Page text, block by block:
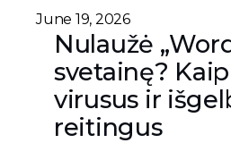
June 19, 2026
Nulaužė
svetainę?
virusus ir
reitingus